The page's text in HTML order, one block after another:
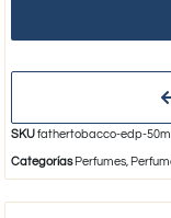
SKUfathertobacco-edp-50ml
Categorías Perfumes,